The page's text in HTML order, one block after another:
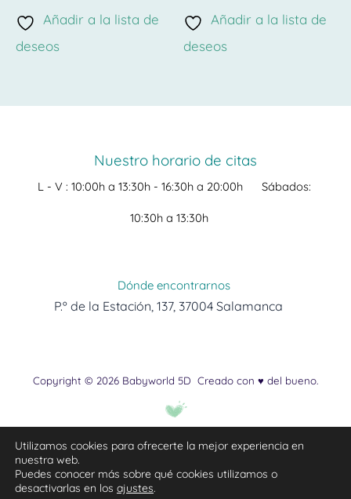
de
5
Añadir a la lista de
deseos
de
5
Añadir a la lista de
deseos
Nuestro horario de citas
L - V : 10:00h a 13:30h - 16:30h a 20:00h Sábados:
10:30h a 13:30h
Dónde encontrarnos
P.º de la Estación, 137, 37004 Salamanca
Copyright © 2026 Babyworld 5D Creado con ♥ del bueno.
Utilizamos cookies para ofrecerte la mejor experiencia en
nuestra web.
Puedes conocer más sobre qué cookies utilizamos o
desactivarlas en los ajustes.